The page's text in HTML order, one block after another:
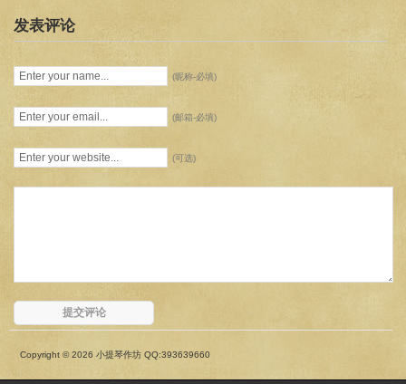
发表评论
(昵称-必填)
(邮箱-必填)
(可选)
Copyright © 2026 小提琴作坊 QQ:393639660